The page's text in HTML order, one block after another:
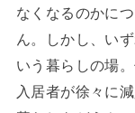
なくなるのかに
ん。しかし、い
いう暮らしの場
入居者が徐々に